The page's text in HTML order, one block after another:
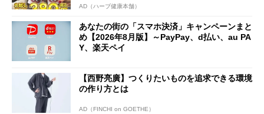
AD（ハーブ健康本舗）
あなたの街の「スマホ決済」キャンペーンまと
め【2026年8月版】～PayPay、d払い、au PA
Y、楽天ペイ
【西野亮廣】つくりたいものを追求できる環境
の作り方とは
AD（FINCHI on GOETHE）